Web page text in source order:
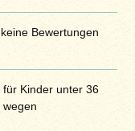
Bewertungen
Kinder unter 36